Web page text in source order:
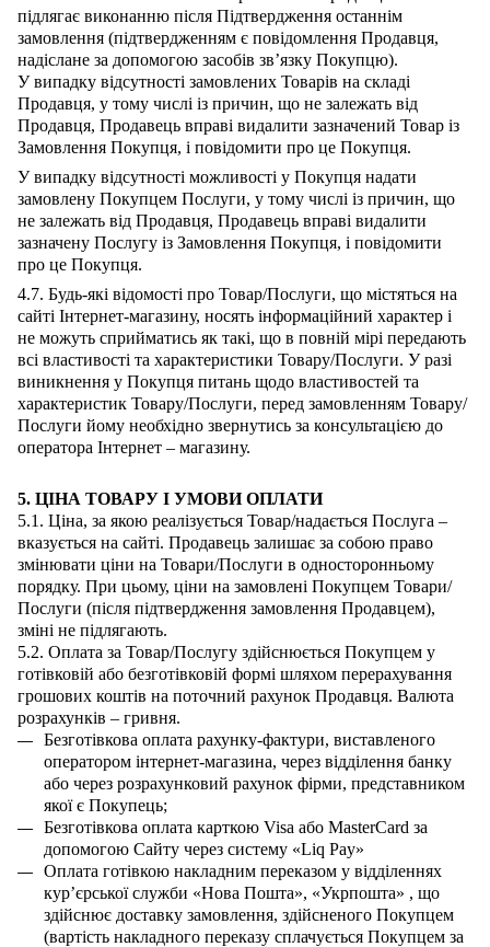
підлягає виконанню після Підтвердження останнім
замовлення (підтвердженням є повідомлення Продавця,
надіслане за допомогою засобів зв’язку Покупцю).
У випадку відсутності замовлених Товарів на складі
Продавця, у тому числі із причин, що не залежать від
Продавця, Продавець вправі видалити зазначений Товар із
Замовлення Покупця, і повідомити про це Покупця.
У випадку відсутності можливості у Покупця надати
замовлену Покупцем Послуги, у тому числі із причин, що
не залежать від Продавця, Продавець вправі видалити
зазначену Послугу із Замовлення Покупця, і повідомити
про це Покупця.
4.7. Будь-які відомості про Товар/Послуги, що містяться на
сайті Інтернет-магазину, носять інформаційний характер і
не можуть сприйматись як такі, що в повній мірі передають
всі властивості та характеристики Товару/Послуги. У разі
виникнення у Покупця питань щодо властивостей та
характеристик Товару/Послуги, перед замовленням Товару/
Послуги йому необхідно звернутись за консультацією до
оператора Інтернет – магазину.
5. ЦІНА ТОВАРУ І УМОВИ ОПЛАТИ
5.1. Ціна, за якою реалізується Товар/надається Послуга –
вказується на сайті. Продавець залишає за собою право
змінювати ціни на Товари/Послуги в односторонньому
порядку. При цьому, ціни на замовлені Покупцем Товари/
Послуги (після підтвердження замовлення Продавцем),
зміні не підлягають.
5.2. Оплата за Товар/Послугу здійснюється Покупцем у
готівковій або безготівковій формі шляхом перерахування
грошових коштів на поточний рахунок Продавця. Валюта
розрахунків – гривня.
Безготівкова оплата рахунку-фактури, виставленого
оператором інтернет-магазина, через відділення банку
або через розрахунковий рахунок фірми, представником
якої є Покупець;
Безготівкова оплата карткою Visa або MasterCard за
допомогою Сайту через систему «Liq Pay»
Оплата готівкою накладним переказом у відділеннях
кур’єрської служби «Нова Пошта», «Укрпошта» , що
здійснює доставку замовлення, здійсненого Покупцем
(вартість накладного переказу сплачується Покупцем за